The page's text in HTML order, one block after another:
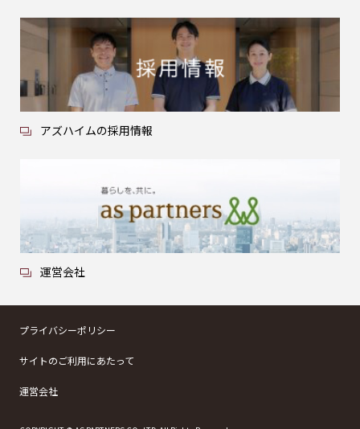
アズハイムの採用情報
運営会社
プライバシーポリシー
サイトのご利用にあたって
運営会社